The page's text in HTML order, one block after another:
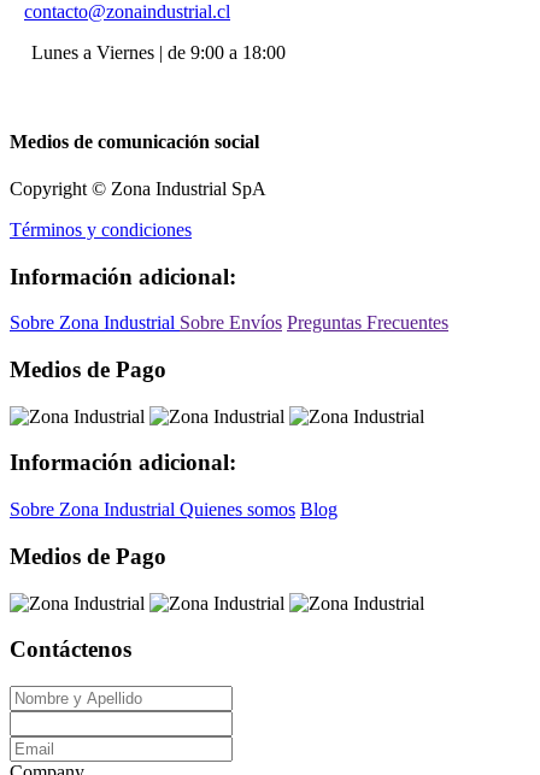
contacto@zonaindustrial.cl
Lunes a Viernes | de 9:00 a 18:00
Medios de comunicación social
Copyright © Zona Industrial SpA
Términos y condiciones
Información adicional:
Sobre Zona Industrial Sobre Envíos Preguntas Frecuentes
Medios de Pago
Información adicional:
Sobre Zona Industrial Quienes somos Blog
Medios de Pago
Contáctenos